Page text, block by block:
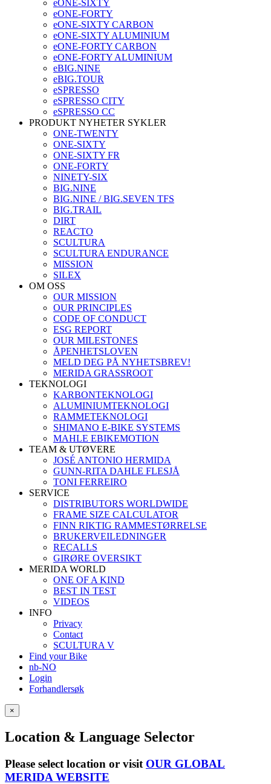
eONE-SIXTY
eONE-FORTY
eONE-SIXTY CARBON
eONE-SIXTY ALUMINIUM
eONE-FORTY CARBON
eONE-FORTY ALUMINIUM
eBIG.NINE
eBIG.TOUR
eSPRESSO
eSPRESSO CITY
eSPRESSO CC
PRODUKT NYHETER SYKLER
ONE-TWENTY
ONE-SIXTY
ONE-SIXTY FR
ONE-FORTY
NINETY-SIX
BIG.NINE
BIG.NINE / BIG.SEVEN TFS
BIG.TRAIL
DIRT
REACTO
SCULTURA
SCULTURA ENDURANCE
MISSION
SILEX
OM OSS
OUR MISSION
OUR PRINCIPLES
CODE OF CONDUCT
ESG REPORT
OUR MILESTONES
ÅPENHETSLOVEN
MELD DEG PÅ NYHETSBREV!
MERIDA GRASSROOT
TEKNOLOGI
KARBONTEKNOLOGI
ALUMINIUMTEKNOLOGI
RAMMETEKNOLOGI
SHIMANO E-BIKE SYSTEMS
MAHLE EBIKEMOTION
TEAM & UTØVERE
JOSÉ ANTONIO HERMIDA
GUNN-RITA DAHLE FLESJÅ
TONI FERREIRO
SERVICE
DISTRIBUTORS WORLDWIDE
FRAME SIZE CALCULATOR
FINN RIKTIG RAMMESTØRRELSE
BRUKERVEILEDNINGER
RECALLS
GIRØRE OVERSIKT
MERIDA WORLD
ONE OF A KIND
BEST IN TEST
VIDEOS
INFO
Privacy
Contact
SCULTURA V
Find your Bike
nb-NO
Login
Forhandlersøk
×
Location & Language Selector
Please select location or visit OUR GLOBAL
MERIDA WEBSITE